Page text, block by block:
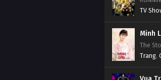
TV
Minh
The
Trang,